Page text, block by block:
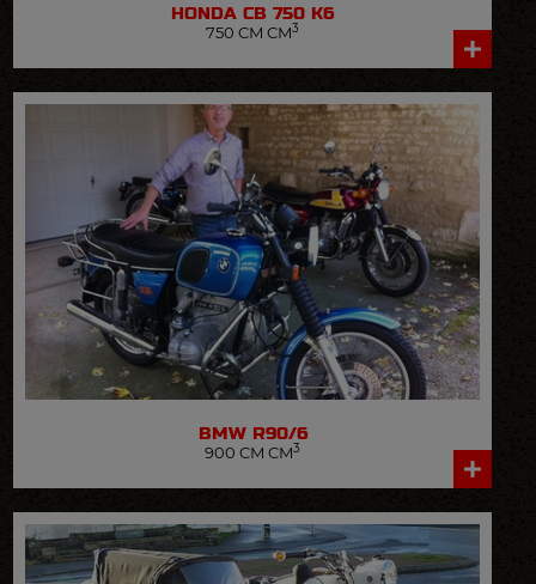
HONDA CB 750 K6
750 CM CM3
BMW R90/6
900 CM CM3
VOIR LA FICHE DÉTAILLÉE
VOIR LA FICHE DÉTAILLÉE